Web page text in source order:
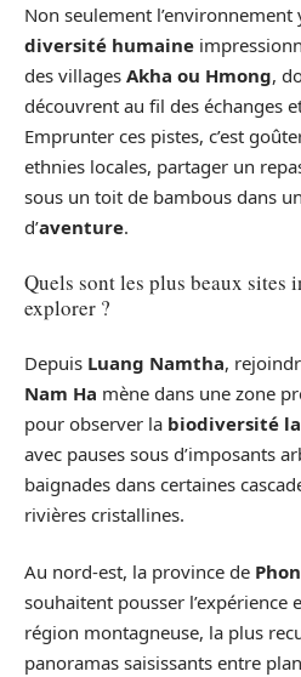
Non seulement
diversité humaine
des villages Akha ou Hmong,
découvrent au fil des échanges
Emprunter ces pistes, c’est
ethnies locales, partager un
sous un toit de bambous dans
d’aventure.
Quels sont les plus beaux sites
explorer ?
Depuis Luang Namtha,
Nam Ha mène dans une zone
pour observer la biodiversité
avec pauses sous d’imposants
baignades dans certaines
rivières cristallines.
Au nord-est, la province de
souhaitent pousser l’expérience
région montagneuse, la plus
panoramas saisissants entre